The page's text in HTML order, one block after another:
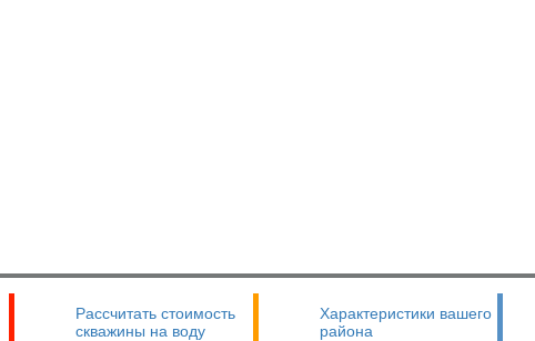
Рассчитать стоимость
скважины на воду
Характеристики вашего
района